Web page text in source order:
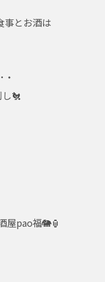
事とお酒は
🐔
屋pao福🐘🏮